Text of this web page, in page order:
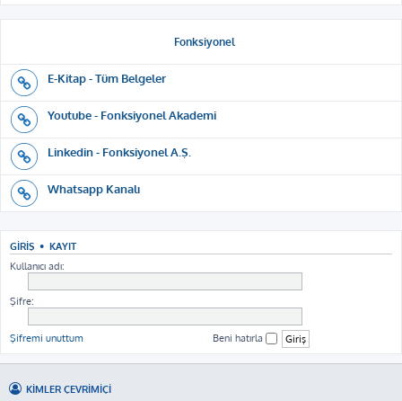
Fonksiyonel
E-Kitap - Tüm Belgeler
Youtube - Fonksiyonel Akademi
Linkedin - Fonksiyonel A.Ş.
Whatsapp Kanalı
GIRIŞ • KAYIT
Kullanıcı adı:
Şifre:
Şifremi unuttum Beni hatırla
KIMLER ÇEVRIMIÇI